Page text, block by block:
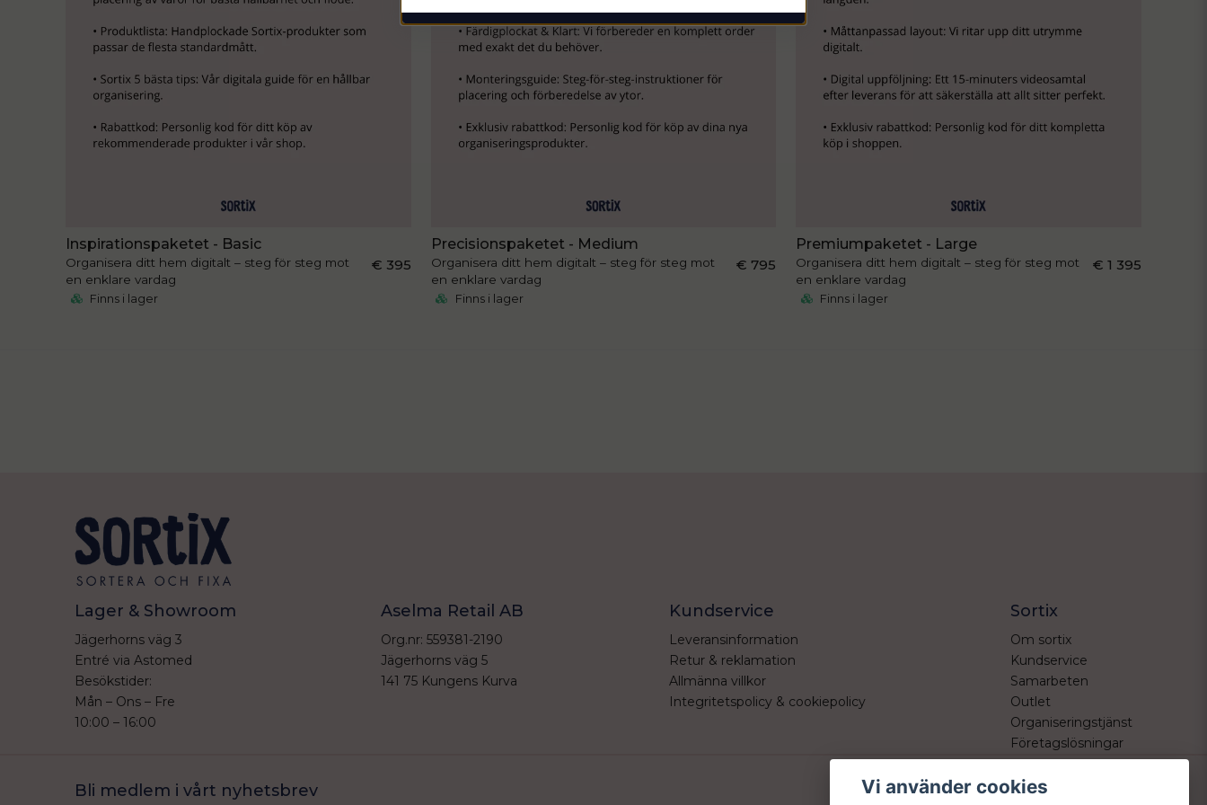
Inspirationspaketet - Basic
Organisera ditt hem digitalt – steg för steg mot
en enklare vardag
€ 395
Finns i lager
Precisionspaketet - Medium
Organisera ditt hem digitalt – steg för steg mot
en enklare vardag
€ 795
Finns i lager
Premiumpaketet - Large
Organisera ditt hem digitalt – steg för steg mot
en enklare vardag
€ 1 395
Finns i lager
Lager & Showroom
Jägerhorns väg 3
Entré via Astomed
Besökstider:
Mån – Ons – Fre
10:00 – 16:00
Aselma Retail AB
Org.nr: 559381-2190
Jägerhorns väg 5
141 75 Kungens Kurva
Kundservice
Leveransinformation
Retur & reklamation
Allmänna villkor
Integritetspolicy & cookiepolicy
Sortix
Om sortix
Kundservice
Samarbeten
Outlet
Organiseringstjänst
Företagslösningar
Bli medlem i vårt nyhetsbrev Vi använder cookies